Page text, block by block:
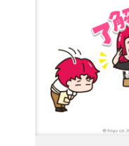
詳細はこちら